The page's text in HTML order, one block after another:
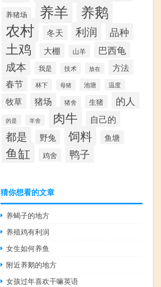
养猪场 养羊 养鹅
农村 冬天 利润 品种
土鸡 大棚 山羊 巴西龟
成本 我是 技术 放在
方法
春节
林下 母猪 池塘 温度
牧草 猪场 猪舍 生猪 的人
的是 羊舍 肉牛 自己的
都是 野兔 饲料 鱼塘
鱼缸 鸡舍 鸭子
猜你想看的文章
养蝎子的地方
养殖鸡有利润
女生如何养鱼
附近养鹅的地方
女孩过年喜欢干嘛英语